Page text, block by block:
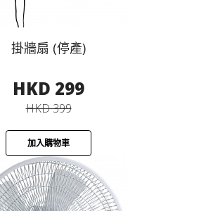
掛牆扇 (停產)
HKD 299
HKD 399
加入購物車